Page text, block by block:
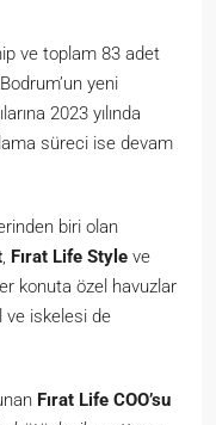
ve toplam 83 adet
yeni
2023 yılında
süreci ise devam
biri olan
, Fırat Life Style ve
konuta özel havuzlar
ve iskelesi de
Fırat Life COO’su